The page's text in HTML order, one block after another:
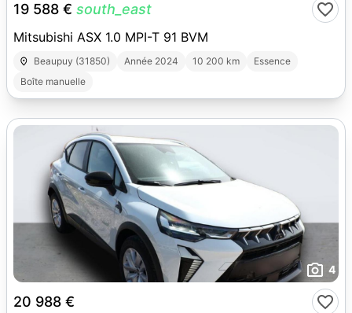
19 588 € south_east
Mitsubishi ASX 1.0 MPI-T 91 BVM
Beaupuy (31850) Année 2024 10 200 km
Essence
Boîte manuelle
4
20 988 €